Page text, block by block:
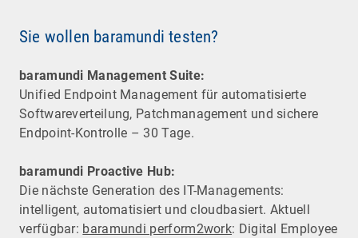
Sie wollen baramundi testen?
baramundi Management Suite:
Unified Endpoint Management für automatisierte
Software­verteilung, Patchmanagement und sichere
Endpoint-Kontrolle – 30 Tage.
baramundi Proactive Hub:
Die nächste Generation des IT-Managements:
intelligent, automatisiert und cloudbasiert. Aktuell
verfügbar: baramundi perform2work: Digital Employee